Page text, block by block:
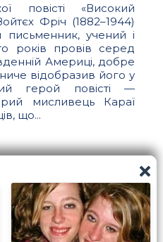
повісті «Високий
Фріч (1882–1944)
учений і
років провів серед
Америці, добре
відобразив його у
герой повісті —
мисливець Караї
що...